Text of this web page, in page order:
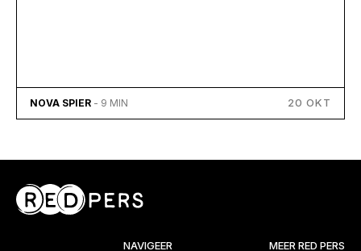
NOVA SPIER - 9 MIN 20 OKT
NAVIGEER MEER RED PERS